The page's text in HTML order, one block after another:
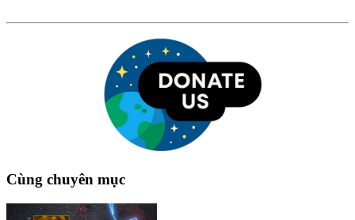
Cùng chuyên mục